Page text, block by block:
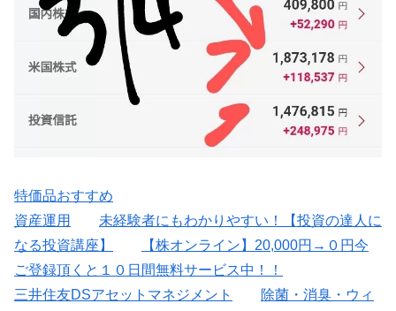
特価品おすすめ
資産運用
未経験者にもわかりやすい！【投資の達人に
なる投資講座】
【株オンライン】20,000円→０円今
ご登録頂くと１０日間無料サービス中！！
三井住友DSアセットマネジメント
除菌・消臭・ウィ